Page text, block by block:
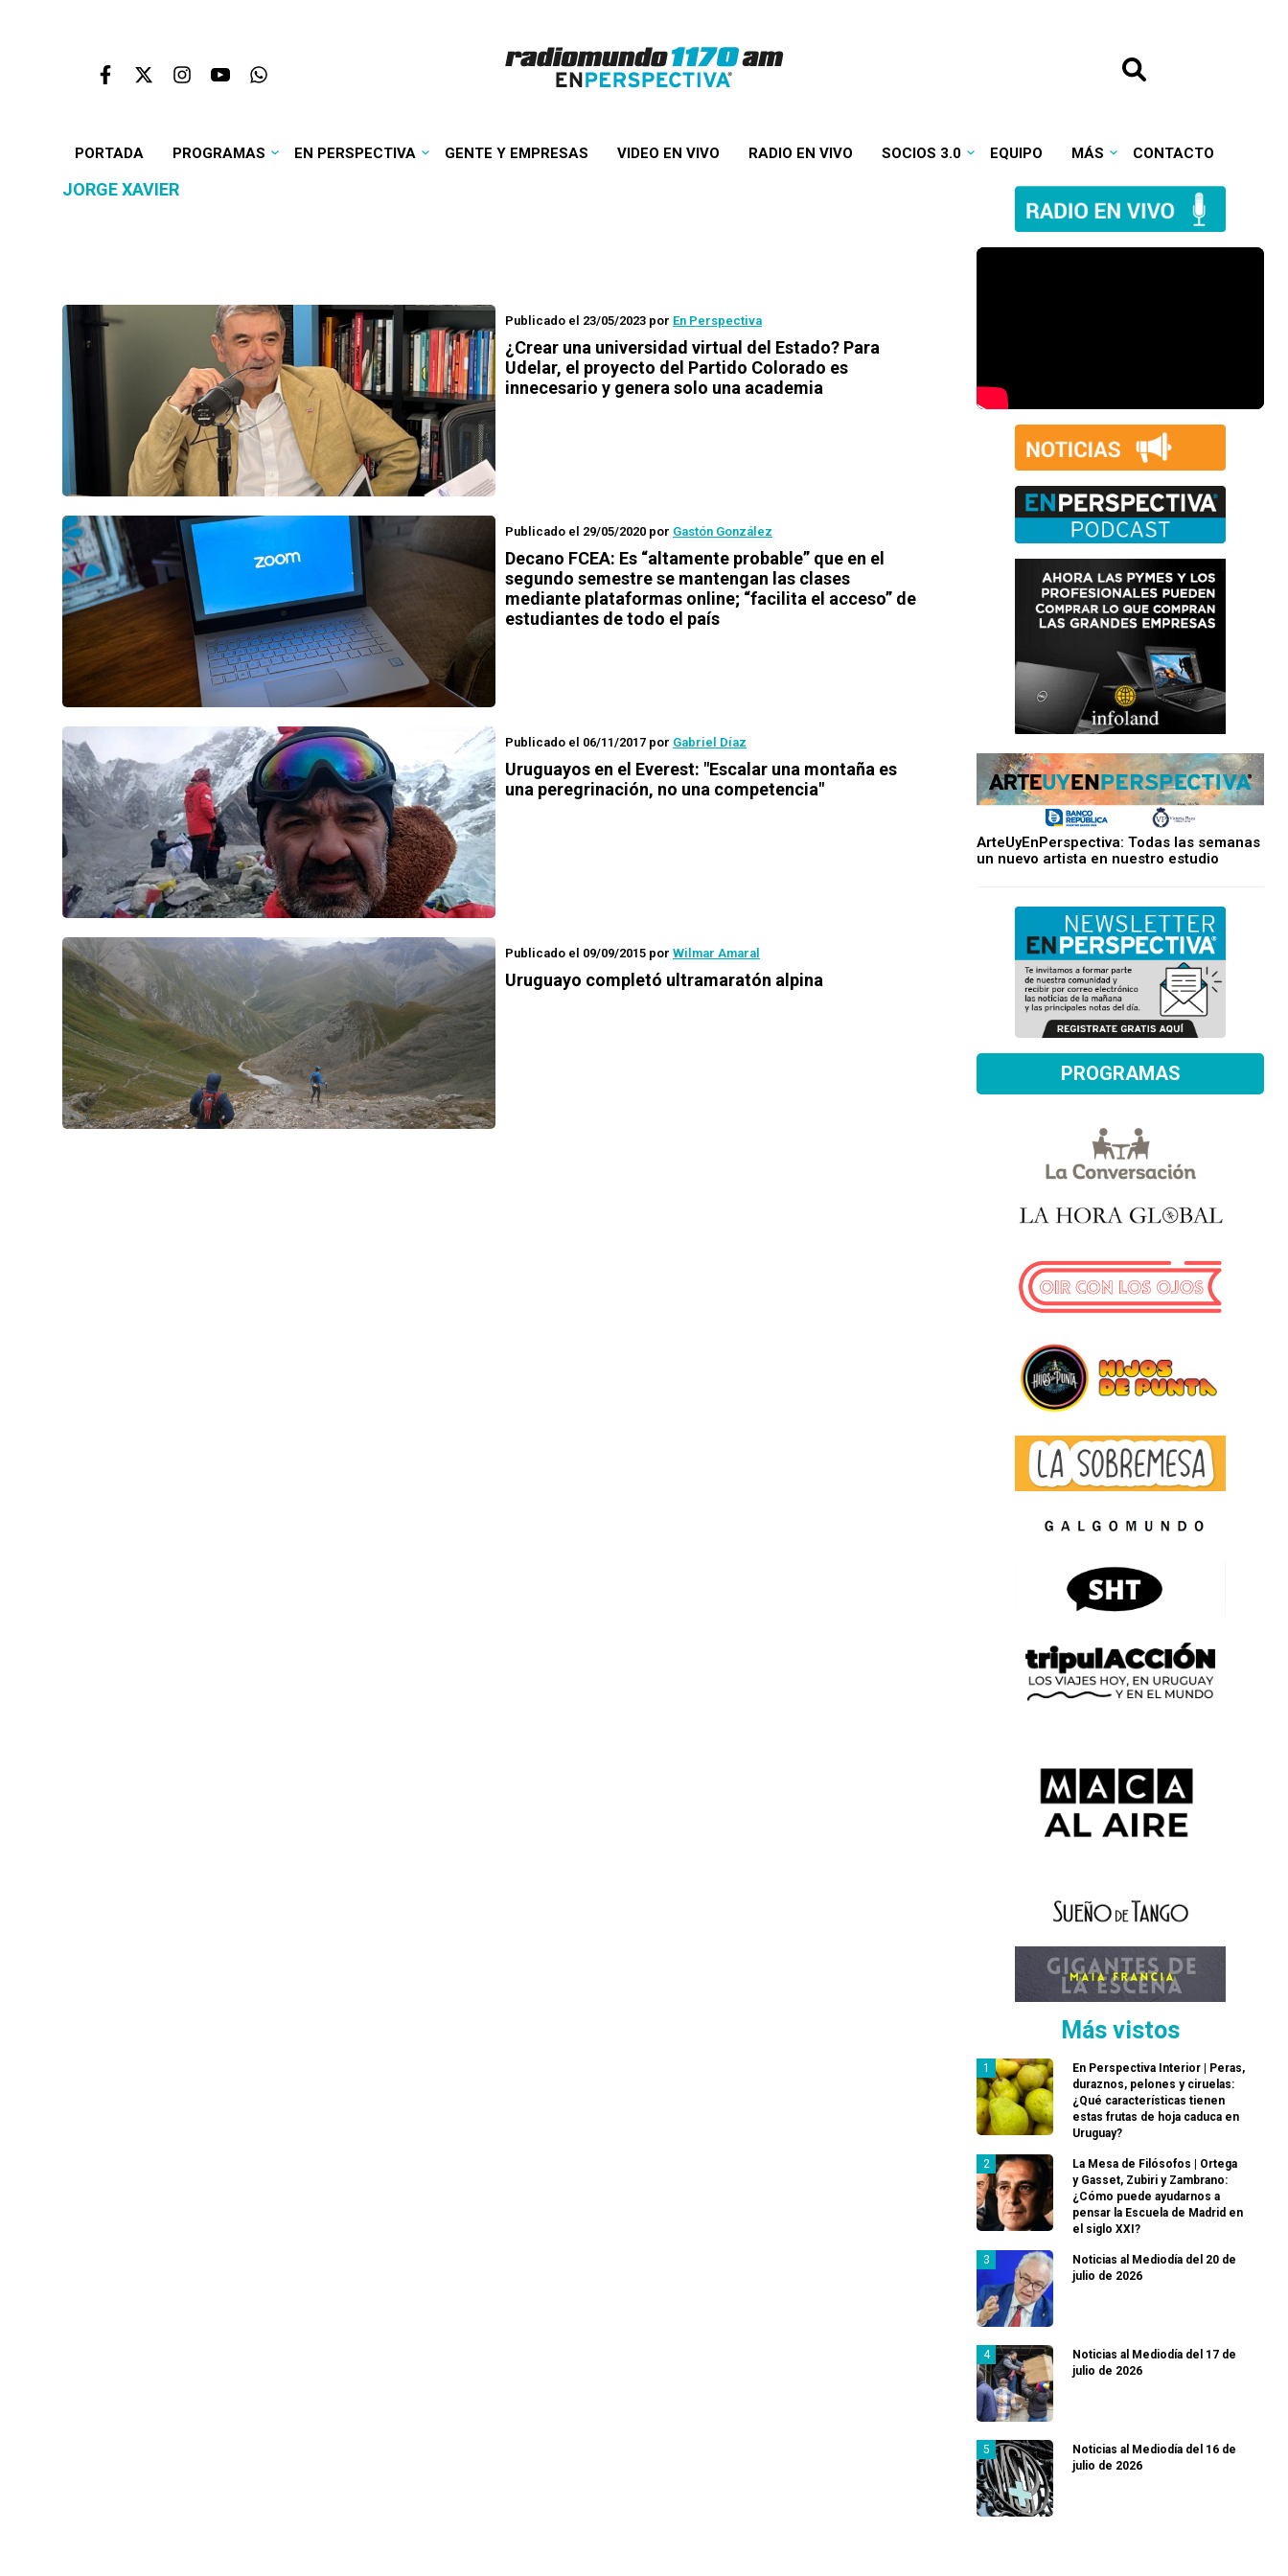
PORTADA PROGRAMAS EN PERSPECTIVA GENTE Y EMPRESAS VIDEO EN VIVO RADIO EN VIVO SOCIOS 3.0 EQUIPO MÁS CONTACTO
JORGE XAVIER
Publicado el 23/05/2023 por En Perspectiva
¿Crear una universidad virtual del Estado? Para
Udelar, el proyecto del Partido Colorado es
innecesario y genera solo una academia
Publicado el 29/05/2020 por Gastón González
Decano FCEA: Es “altamente probable” que en el
segundo semestre se mantengan las clases
mediante plataformas online; “facilita el acceso” de
estudiantes de todo el país
Publicado el 06/11/2017 por Gabriel Díaz
Uruguayos en el Everest: "Escalar una montaña es
una peregrinación, no una competencia"
Publicado el 09/09/2015 por Wilmar Amaral
Uruguayo completó ultramaratón alpina
ArteUyEnPerspectiva: Todas las semanas
un nuevo artista en nuestro estudio
PROGRAMAS
Más vistos
En Perspectiva Interior | Peras,
duraznos, pelones y ciruelas:
¿Qué características tienen
estas frutas de hoja caduca en
Uruguay?
La Mesa de Filósofos | Ortega
y Gasset, Zubiri y Zambrano:
¿Cómo puede ayudarnos a
pensar la Escuela de Madrid en
el siglo XXI?
Noticias al Mediodía del 20 de
julio de 2026
Noticias al Mediodía del 17 de
julio de 2026
Noticias al Mediodía del 16 de
julio de 2026